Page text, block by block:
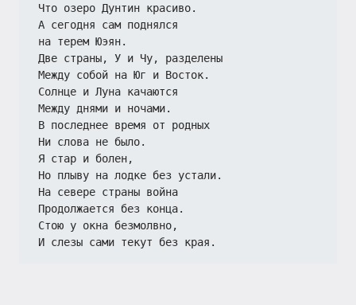
Что озеро Дунтин красиво.
А сегодня сам поднялся
на терем Юэян.
Две страны, У и Чу, разделены
Между собой на Юг и Восток.
Солнце и Луна качаются
Между днями и ночами.
В последнее время от родных
Ни слова не было.
Я стар и болен,
Но плыву на лодке без устали.
На севере страны война
Продолжается без конца.
Стою у окна безмолвно,
И слезы сами текут без края.